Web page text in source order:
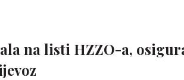
na listi HZZO-a,